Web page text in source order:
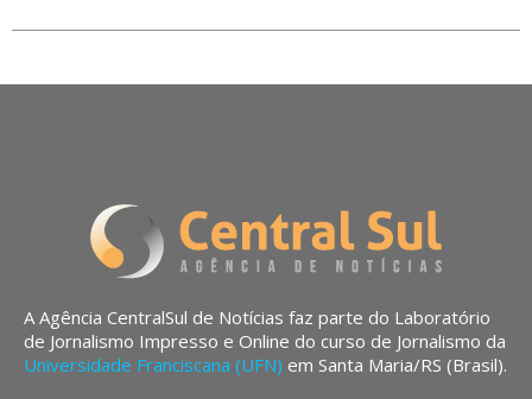
A Agência CentralSul de Notícias faz parte do Laboratório
de Jornalismo Impresso e Online do curso de Jornalismo da
Universidade Franciscana (UFN) em Santa Maria/RS (Brasil).